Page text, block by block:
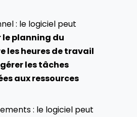
: le logiciel peut
le planning du
les heures de travail
gérer les tâches
aux ressources
: le logiciel peut